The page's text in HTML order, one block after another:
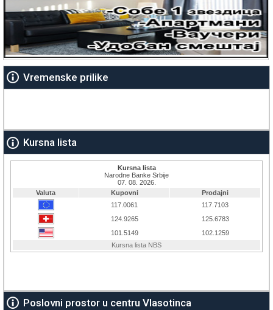
Vremenske prilike
Kursna lista
Poslovni prostor u centru Vlasotinca